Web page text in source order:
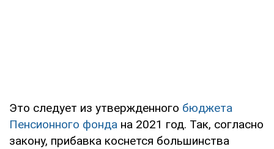
Это следует из утвержденного бюджета
Пенсионного фонда на 2021 год. Так, согласно
закону, прибавка коснется большинства